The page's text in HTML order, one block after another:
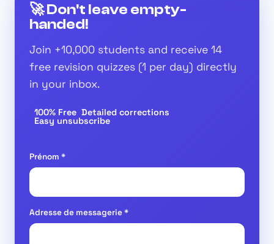
🚀 Don't leave empty-
handed!
Join +10,000 students and receive 14
free revision quizzes (1 per day) directly
in your inbox.
100% Free Detailed corrections
Easy unsubscribe
Prénom *
Adresse de messagerie*